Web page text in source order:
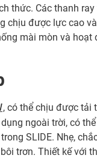
thức. Các thanh
chịu được lực cao
mài mòn và hoạt
, có thể chịu được tải
ngoài trời, có
SLIDE. Nhẹ,
trơn. Thiết kế với